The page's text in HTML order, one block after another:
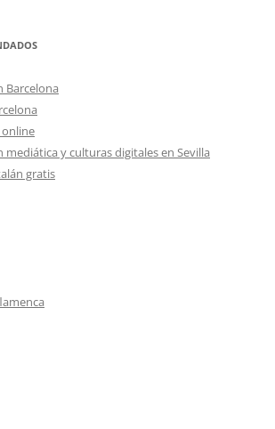
Barcelona
mediática y culturas digitales en Sevilla
gratis